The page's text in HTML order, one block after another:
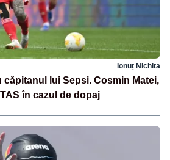
Ionuț Nichita
căpitanul lui Sepsi. Cosmin Matei,
în cazul de dopaj